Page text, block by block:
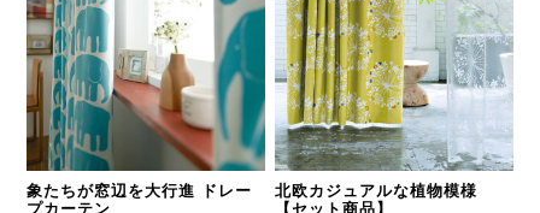
象たちが窓辺を大行進 ドレー
北欧カジュアルな植物模様